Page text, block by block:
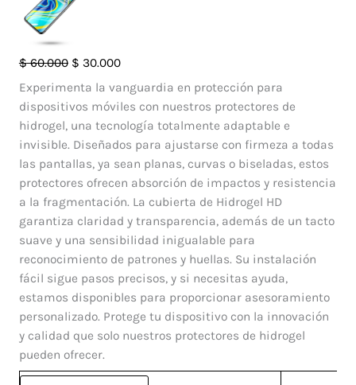
$60.000 El
precio
original
$ 60.000.
$ 30.000El
precio
actual
es:
Experimenta la vanguardia en protección para
dispositivos móviles con nuestros protectores de
hidrogel, una tecnología totalmente adaptable e
invisible. Diseñados para ajustarse con firmeza a todas
las pantallas, ya sean planas, curvas o biseladas, estos
protectores ofrecen absorción de impactos y resistencia
a la fragmentación. La cubierta de Hidrogel HD
garantiza claridad y transparencia, además de un tacto
suave y una sensibilidad inigualable para
reconocimiento de patrones y huellas. Su instalación
fácil sigue pasos precisos, y si necesitas ayuda,
estamos disponibles para proporcionar asesoramiento
personalizado. Protege tu dispositivo con la innovación
y calidad que solo nuestros protectores de hidrogel
pueden ofrecer.
Hidrogel
Case
Store
para
Samsung
cantidad